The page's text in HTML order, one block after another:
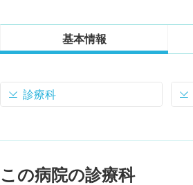
基本情報
診療科
この病院の診療科